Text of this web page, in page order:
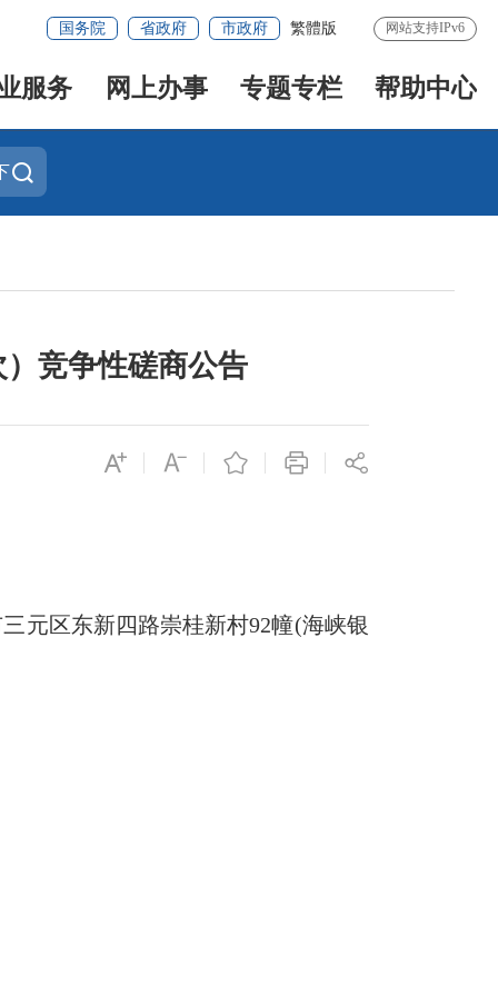
国务院 省政府 市政府 繁體版 网站支持IPv6
服务 网上办事 专题专栏 帮助中心
竞争性磋商公告
元区东新四路崇桂新村92幢(海峡银